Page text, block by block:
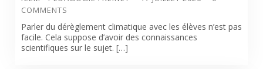
COMMENTS
Parler du dérèglement climatique avec les élèves n’est pas
facile. Cela suppose d’avoir des connaissances
scientifiques sur le sujet. […]